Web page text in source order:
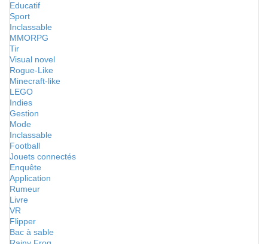
Educatif
Sport
Inclassable
MMORPG
Tir
Visual novel
Rogue-Like
Minecraft-like
LEGO
Indies
Gestion
Mode
Inclassable
Football
Jouets connectés
Enquête
Application
Rumeur
Livre
VR
Flipper
Bac à sable